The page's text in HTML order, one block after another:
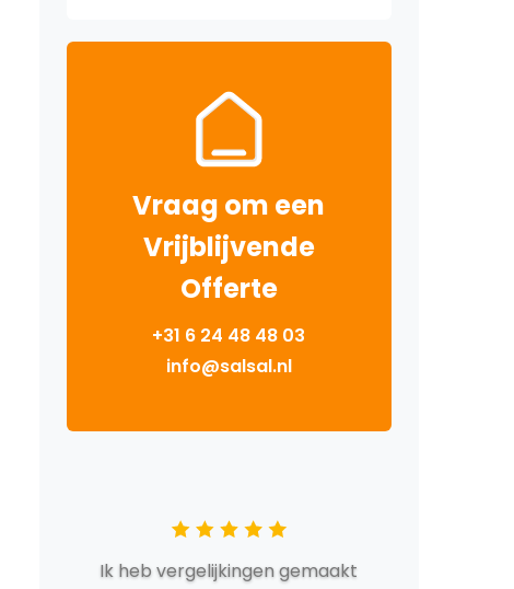
Vraag om een
Vrijblijvende
Offerte
+31 6 24 48 48 03
info@salsal.nl